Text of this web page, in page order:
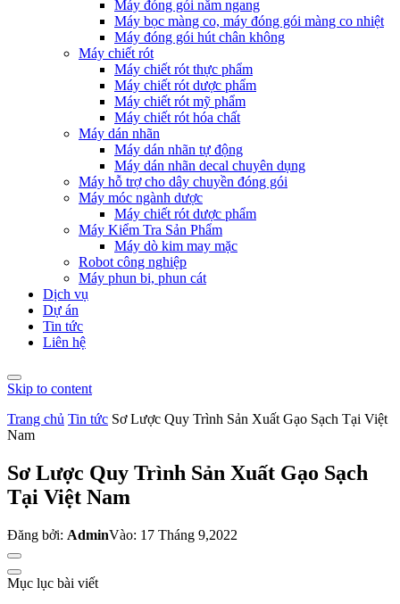
Máy đóng gói nằm ngang
Máy bọc màng co, máy đóng gói màng co nhiệt
Máy đóng gói hút chân không
Máy chiết rót
Máy chiết rót thực phẩm
Máy chiết rót dược phẩm
Máy chiết rót mỹ phẩm
Máy chiết rót hóa chất
Máy dán nhãn
Máy dán nhãn tự động
Máy dán nhãn decal chuyên dụng
Máy hỗ trợ cho dây chuyền đóng gói
Máy móc ngành dược
Máy chiết rót dược phẩm
Máy Kiểm Tra Sản Phẩm
Máy dò kim may mặc
Robot công nghiệp
Máy phun bi, phun cát
Dịch vụ
Dự án
Tin tức
Liên hệ
Skip to content
Trang chủ Tin tức Sơ Lược Quy Trình Sản Xuất Gạo Sạch Tại Việt
Nam
Sơ Lược Quy Trình Sản Xuất Gạo Sạch
Tại Việt Nam
Đăng bởi: AdminVào: 17 Tháng 9,2022
Mục lục bài viết